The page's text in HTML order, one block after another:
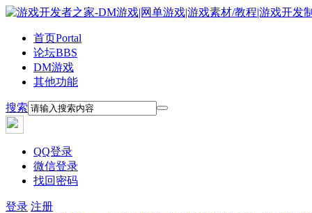
首页Portal
论坛BBS
DM游戏
其他功能
搜索
QQ登录
微信登录
找回密码
登录 注册